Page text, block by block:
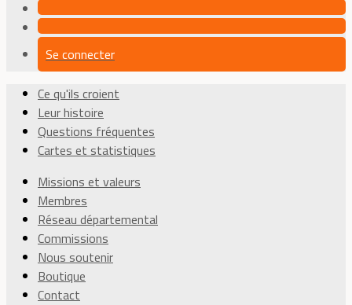
Se connecter
Ce qu'ils croient
Leur histoire
Questions fréquentes
Cartes et statistiques
Missions et valeurs
Membres
Réseau départemental
Commissions
Nous soutenir
Boutique
Contact